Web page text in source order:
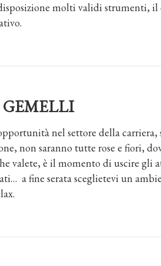
molti validi strumenti, il
GEMELLI
nel settore della
non saranno tutte rose e fiori,
valete, è il momento di uscire gli
a fine serata sceglietevi un